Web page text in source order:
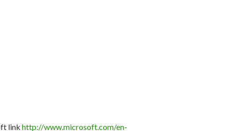
link http://www.microsoft.com/en-